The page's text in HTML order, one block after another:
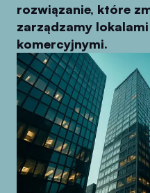
rozwiązanie, które
zarządzamy
komercyjnymi.